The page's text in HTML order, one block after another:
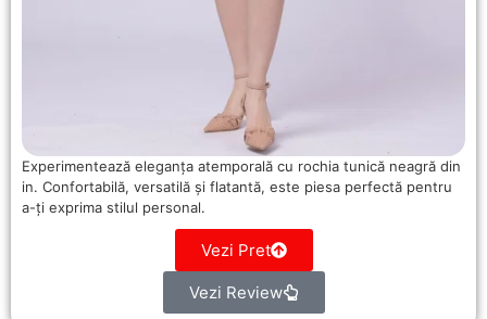
Experimentează eleganța atemporală cu rochia tunică neagră din
in. Confortabilă, versatilă și flatantă, este piesa perfectă pentru
a-ți exprima stilul personal.
Vezi Pret
Vezi Review